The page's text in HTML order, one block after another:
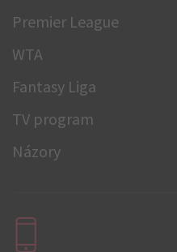
Premier League
WTA
Fantasy Liga
TV program
Názory